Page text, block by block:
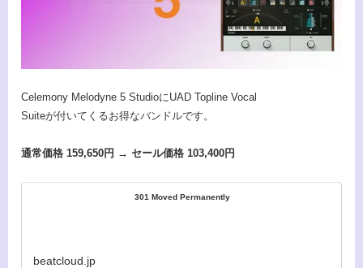
Celemony Melodyne 5 StudioにUAD Topline Vocal
Suiteが付いてくるお得なバンドルです。
通常価格 159,650円 → セール価格 103,400円
301 Moved Permanently
beatcloud.jp